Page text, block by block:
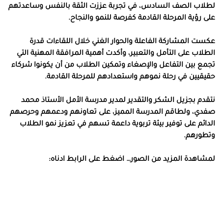
لطلاب الصف السادس، في تجربة عززت الثقة بالنفس وساعدتهم
على رؤية المرحلة القادمة كفرصة للنمو والنجاح.
عكست المشاركة الفاعلة والحوار الغني خلال اللقاءات قدرة
الطلاب على التأمل والتعبير، وأكدت أهمية المرافقة المهنية التي
تجمع بين التفاعل والإصغاء وتمكين الطلاب من أن يكونوا شركاء
حقيقيين في رحلة نموهم واستعدادهم للمرحلة القادمة.
نتقدم بجزيل الشكر والتقدير لمدير مدرسة الأمل الأستاذ محمد
صفدي، ولطاقم المدرسة المميز، على تعاونهم ودعمهم وحرصهم
الدائم على توفير بيئة تربوية داعمة تسهم في تعزيز نمو الطلاب
وتطورهم.
لمشاهدة المزيد من الصور… اضغط على الرابط ادناه: